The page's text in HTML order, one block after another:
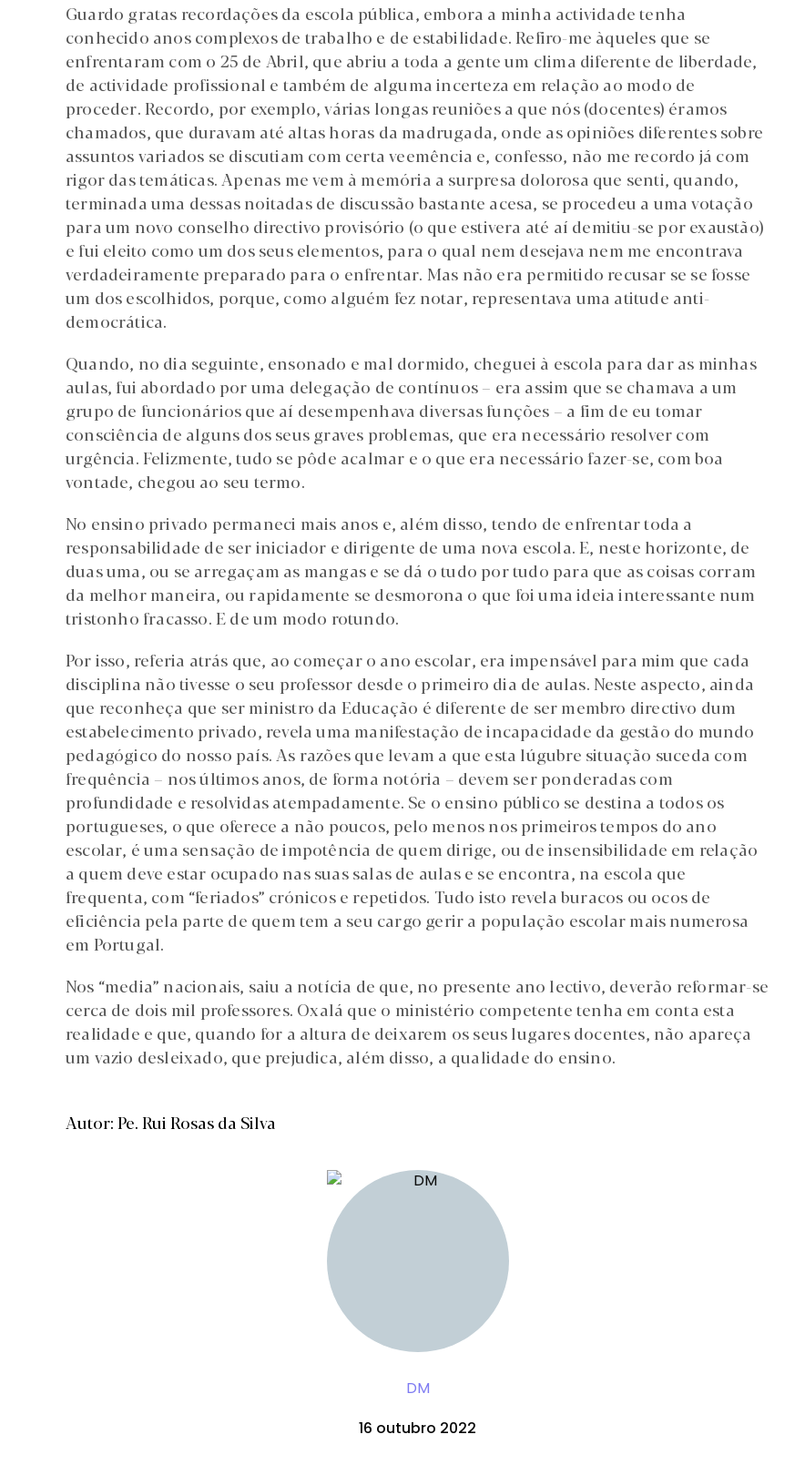
Guardo gratas recordações da escola pública, embora a minha actividade tenha
conhecido anos complexos de trabalho e de estabilidade. Refiro-me àqueles que se
enfrentaram com o 25 de Abril, que abriu a toda a gente um clima diferente de liberdade,
de actividade profissional e também de alguma incerteza em relação ao modo de
proceder. Recordo, por exemplo, várias longas reuniões a que nós (docentes) éramos
chamados, que duravam até altas horas da madrugada, onde as opiniões diferentes sobre
assuntos variados se discutiam com certa veemência e, confesso, não me recordo já com
rigor das temáticas. Apenas me vem à memória a surpresa dolorosa que senti, quando,
terminada uma dessas noitadas de discussão bastante acesa, se procedeu a uma votação
para um novo conselho directivo provisório (o que estivera até aí demitiu-se por exaustão)
e fui eleito como um dos seus elementos, para o qual nem desejava nem me encontrava
verdadeiramente preparado para o enfrentar. Mas não era permitido recusar se se fosse
um dos escolhidos, porque, como alguém fez notar, representava uma atitude anti-
democrática.
Quando, no dia seguinte, ensonado e mal dormido, cheguei à escola para dar as minhas
aulas, fui abordado por uma delegação de contínuos – era assim que se chamava a um
grupo de funcionários que aí desempenhava diversas funções – a fim de eu tomar
consciência de alguns dos seus graves problemas, que era necessário resolver com
urgência. Felizmente, tudo se pôde acalmar e o que era necessário fazer-se, com boa
vontade, chegou ao seu termo.
No ensino privado permaneci mais anos e, além disso, tendo de enfrentar toda a
responsabilidade de ser iniciador e dirigente de uma nova escola. E, neste horizonte, de
duas uma, ou se arregaçam as mangas e se dá o tudo por tudo para que as coisas corram
da melhor maneira, ou rapidamente se desmorona o que foi uma ideia interessante num
tristonho fracasso. E de um modo rotundo.
Por isso, referia atrás que, ao começar o ano escolar, era impensável para mim que cada
disciplina não tivesse o seu professor desde o primeiro dia de aulas. Neste aspecto, ainda
que reconheça que ser ministro da Educação é diferente de ser membro directivo dum
estabelecimento privado, revela uma manifestação de incapacidade da gestão do mundo
pedagógico do nosso país. As razões que levam a que esta lúgubre situação suceda com
frequência – nos últimos anos, de forma notória – devem ser ponderadas com
profundidade e resolvidas atempadamente. Se o ensino público se destina a todos os
portugueses, o que oferece a não poucos, pelo menos nos primeiros tempos do ano
escolar, é uma sensação de impotência de quem dirige, ou de insensibilidade em relação
a quem deve estar ocupado nas suas salas de aulas e se encontra, na escola que
frequenta, com “feriados” crónicos e repetidos. Tudo isto revela buracos ou ocos de
eficiência pela parte de quem tem a seu cargo gerir a população escolar mais numerosa
em Portugal.
Nos “media” nacionais, saiu a notícia de que, no presente ano lectivo, deverão reformar-se
cerca de dois mil professores. Oxalá que o ministério competente tenha em conta esta
realidade e que, quando for a altura de deixarem os seus lugares docentes, não apareça
um vazio desleixado, que prejudica, além disso, a qualidade do ensino.
Autor: Pe. Rui Rosas da Silva
DM
16 outubro 2022